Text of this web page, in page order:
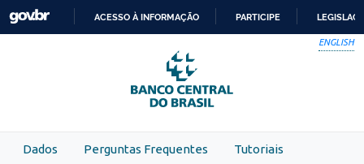
Skip to main content
PARA
O
CONTEÚDO
ACESSO À INFORMAÇÃO PARTICIPE
ENGLISH
Dados Perguntas Frequentes Tutoriais